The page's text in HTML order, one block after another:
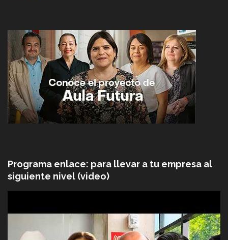
Programa enlace: para llevar a tu empresa al
siguiente nivel (video)